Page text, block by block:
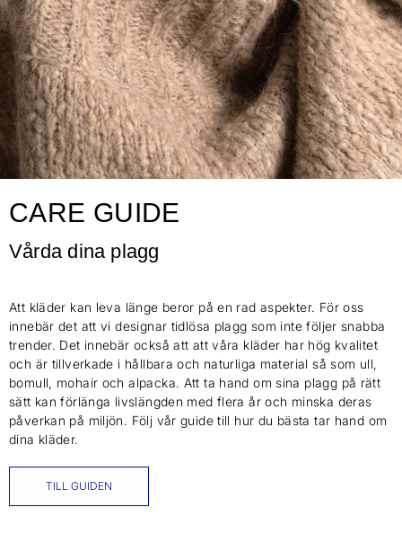
CARE GUIDE
Vårda dina plagg
Att kläder kan leva länge beror på en rad aspekter. För oss
innebär det att vi designar tidlösa plagg som inte följer snabba
trender. Det innebär också att att våra kläder har hög kvalitet
och är tillverkade i hållbara och naturliga material så som ull,
bomull, mohair och alpacka. Att ta hand om sina plagg på rätt
sätt kan förlänga livslängden med flera år och minska deras
påverkan på miljön. Följ vår guide till hur du bästa tar hand om
dina kläder.
TILL GUIDEN